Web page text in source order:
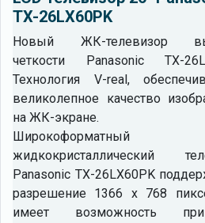
TX-26LX60PK
Новый ЖК-телевизор
четкости Panasonic TX-
Технология V-real,
великолепное качество
на ЖК-экране.
Широкоформатный
жидкокристаллический
Panasonic TX-26LX60PK
разрешение 1366 x 768
имеет возможность